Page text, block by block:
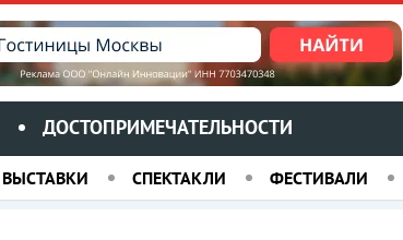
ДОСТОПРИМЕЧАТЕЛЬНОСТИ
ВЫСТАВКИ СПЕКТАКЛИ ФЕСТИВАЛИ